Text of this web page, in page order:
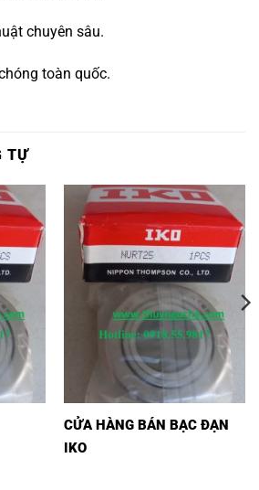
chuyên sâu.
toàn quốc.
TỰ
CỬA HÀNG BÁN BẠC ĐẠN
IKO